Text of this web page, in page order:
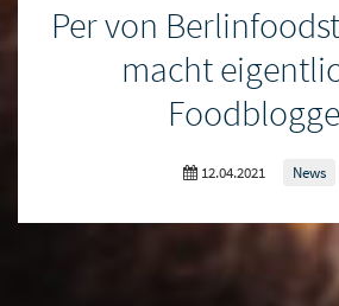
Per von
macht
12.04.2021 News